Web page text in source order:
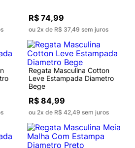
R$ 74,99
ou 2x de R$ 37,49 sem juros
Regata Masculina Cotton
Leve Estampada Diametro
Bege
R$ 84,99
ou 2x de R$ 42,49 sem juros